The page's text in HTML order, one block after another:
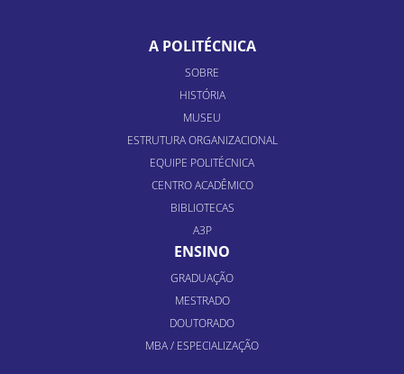
A POLITÉCNICA
SOBRE
HISTÓRIA
MUSEU
ESTRUTURA ORGANIZACIONAL
EQUIPE POLITÉCNICA
CENTRO ACADÊMICO
BIBLIOTECAS
A3P
ENSINO
GRADUAÇÃO
MESTRADO
DOUTORADO
MBA / ESPECIALIZAÇÃO